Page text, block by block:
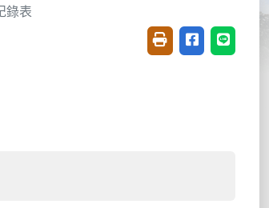
錄表
友善列印(開新視窗)
分享至臉書(
分享至